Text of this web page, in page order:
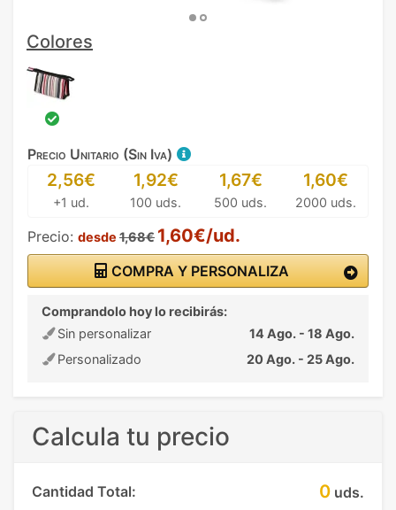
Colores
Precio Unitario (Sin Iva)
2,56€
+1 ud.
1,92€
100 uds.
1,67€
500 uds.
1,60€
2000 uds.
Precio: desde 1,68€ 1,60€/ud.
COMPRA Y PERSONALIZA
Comprandolo hoy lo recibirás:
Sin personalizar
14 Ago. - 18 Ago.
Personalizado
20 Ago. - 25 Ago.
Calcula tu precio
Cantidad Total: 0 uds.